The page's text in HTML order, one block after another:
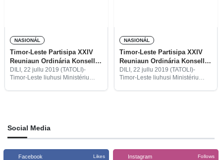
NASIONÁL
Timor-Leste Partisipa XXIV
Reuniaun Ordinária Konsellu-
Ministru Iha Cavo Verde
DILI, 22 jullu 2019 (TATOLI)-
Timor-Leste liuhusi Ministériu
factor de
NASIONÁL
Timor-Leste Partisipa XXIV
Reuniaun Ordinária Konsellu-
Ministru Iha Kabuverde
DILI, 22 jullu 2019 (TATOLI)-
Timor-Leste liuhusi Ministériu
Social Media
Facebook Likes Instagram Follows